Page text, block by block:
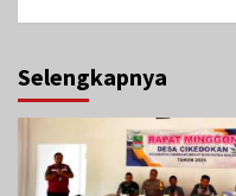
Selengkapnya